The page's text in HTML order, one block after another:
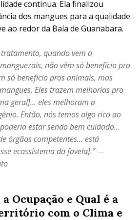
continua. Ela finalizou
dos mangues para a qualidade
ao redor da Baía de Guanabara.
tratamento, quando vem a
não vêm só benefício pro
só benefício pros animais, mas
Eles trazem melhorias pro
geral]… eles melhoram a
Então, nós temos algo rico ao
estar sendo bem cuidado…
órgãos competentes… está
ecossistema da favela].” —
a Ocupação e Qual é a
com o Clima e